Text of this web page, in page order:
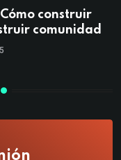
construir
comunidad